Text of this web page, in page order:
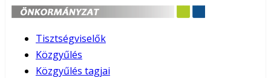
Tisztségviselők
Közgyűlés
Közgyűlés tagjai